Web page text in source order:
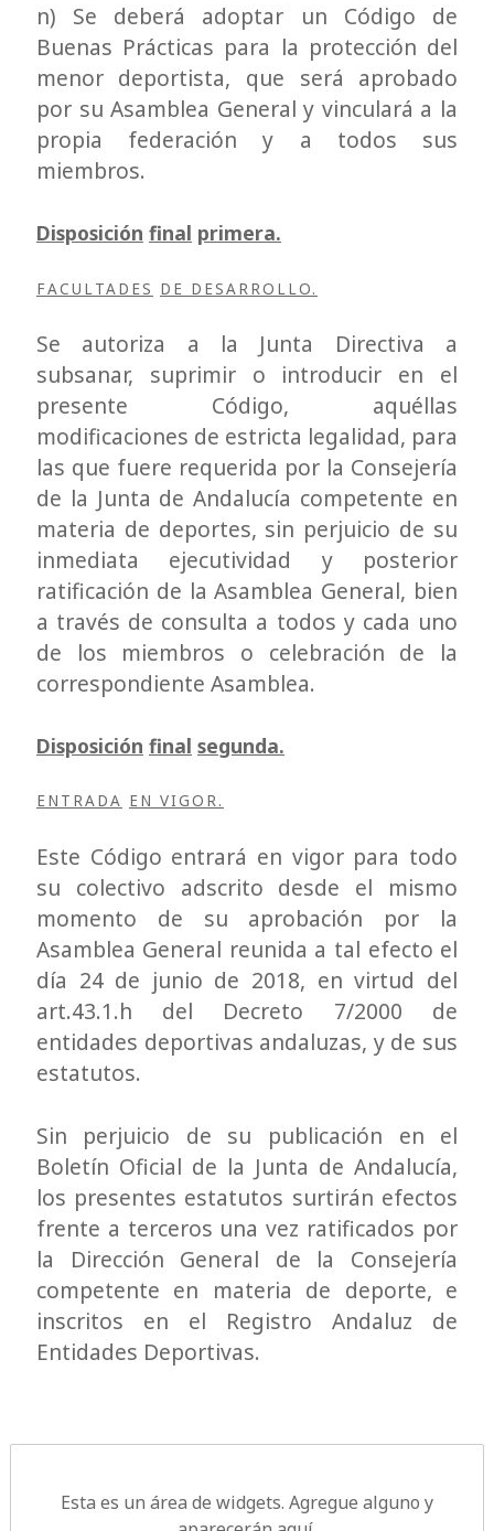
n) Se deberá adoptar un Código de
Buenas Prácticas para la protección del
menor deportista, que será aprobado
por su Asamblea General y vinculará a la
propia federación y a todos sus
miembros.
Disposición final primera.
FACULTADES DE DESARROLLO.
Se autoriza a la Junta Directiva a
subsanar, suprimir o introducir en el
presente Código, aquéllas
modificaciones de estricta legalidad, para
las que fuere requerida por la Consejería
de la Junta de Andalucía competente en
materia de deportes, sin perjuicio de su
inmediata ejecutividad y posterior
ratificación de la Asamblea General, bien
a través de consulta a todos y cada uno
de los miembros o celebración de la
correspondiente Asamblea.
Disposición final segunda.
ENTRADA EN VIGOR.
Este Código entrará en vigor para todo
su colectivo adscrito desde el mismo
momento de su aprobación por la
Asamblea General reunida a tal efecto el
día 24 de junio de 2018, en virtud del
art.43.1.h del Decreto 7/2000 de
entidades deportivas andaluzas, y de sus
estatutos.
Sin perjuicio de su publicación en el
Boletín Oficial de la Junta de Andalucía,
los presentes estatutos surtirán efectos
frente a terceros una vez ratificados por
la Dirección General de la Consejería
competente en materia de deporte, e
inscritos en el Registro Andaluz de
Entidades Deportivas.
Esta es un área de widgets. Agregue alguno y